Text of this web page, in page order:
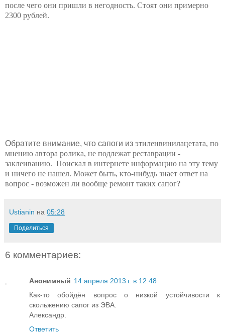
после чего они пришли в негодность. Стоят они примерно
2300 рублей.
Обратите внимание, что сапоги из этиленвинилацетата, по
мнению автора ролика, не подлежат реставрации -
заклеиванию. Поискал в интернете информацию на эту тему
и ничего не нашел. Может быть, кто-нибудь знает ответ на
вопрос - возможен ли вообще ремонт таких сапог?
Ustianin на 05:28
Поделиться
6 комментариев:
Анонимный 14 апреля 2013 г. в 12:48
Как-то обойдён вопрос о низкой устойчивости к
скольжению сапог из ЭВА.
Александр.
Ответить